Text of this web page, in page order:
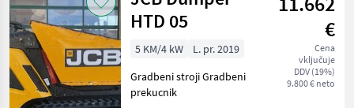
HTD 05
€
Cena
vključuje
DDV (19%)
9.800 € neto
5 KM/4 kW
L. pr. 2019
Gradbeni stroji Gradbeni
prekucnik